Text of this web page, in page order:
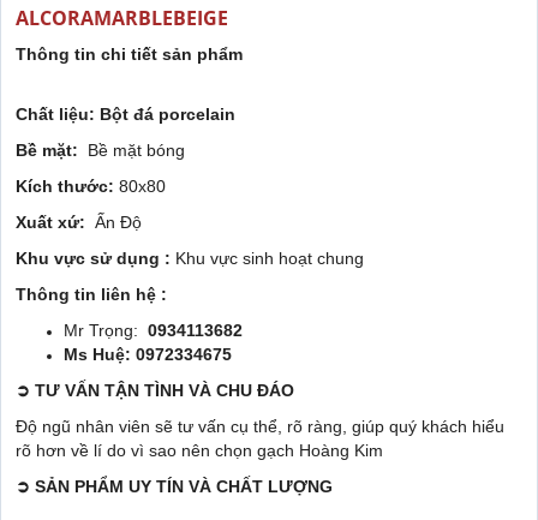
ALCORAMARBLEBEIGE
Thông tin chi tiết sản phẩm
Chất liệu: Bột đá porcelain
Bề mặt: Bề mặt bóng
Kích thước: 80x80
Xuất xứ: Ấn Độ
Khu vực sử dụng : Khu vực sinh hoạt chung
Thông tin liên hệ :
Mr Trọng: 0934113682
Ms Huệ: 0972334675
➲ TƯ VẤN TẬN TÌNH VÀ CHU ĐÁO
Độ ngũ nhân viên sẽ tư vấn cụ thể, rõ ràng, giúp quý khách hiểu
rõ hơn về lí do vì sao nên chọn gạch Hoàng Kim
➲ SẢN PHẨM UY TÍN VÀ CHẤT LƯỢNG